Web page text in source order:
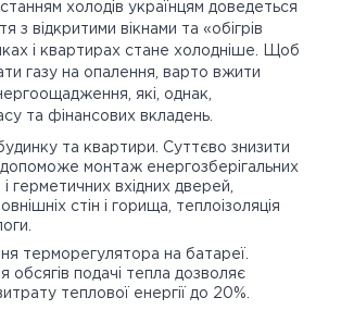
холодів українцям доведеться
з відкритими вікнами та «обігрів
і квартирах стане холодніше. Щоб
газу на опалення, варто вжити
які, однак,
та фінансових вкладень.
та квартири. Суттєво знизити
допоможе монтаж енергозберігальних
і герметичних вхідних дверей,
стін і горища, теплоізоляція
терморегулятора на батареї.
обсягів подачі тепла дозволяє
теплової енергії до 20%.